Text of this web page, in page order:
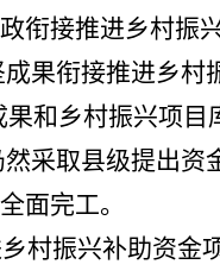
衔接推进乡村振
果衔接推进乡
和乡村振兴项
采取县级提出资
面完工。
村振兴补助资金